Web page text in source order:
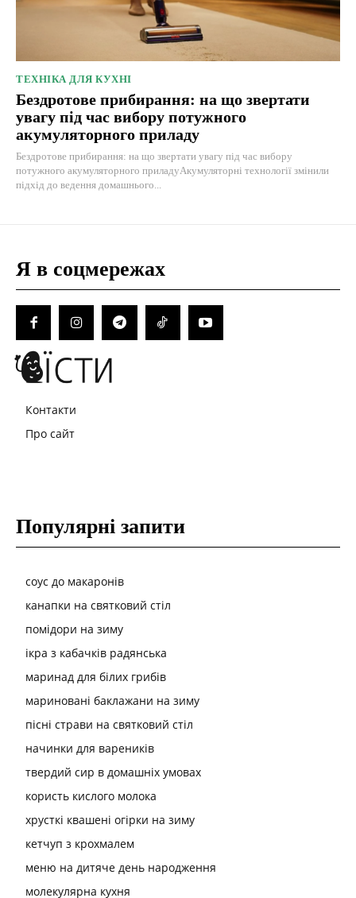
ТЕХНІКА ДЛЯ КУХНІ
Бездротове прибирання: на що звертати
увагу під час вибору потужного
акумуляторного приладу
Бездротове прибирання: на що звертати увагу під час вибору
потужного акумуляторного приладуАкумуляторні технології змінили
підхід до ведення домашнього...
Я в соцмережах
Контакти
Про сайт
Популярні запити
соус до макаронів
канапки на святковий стіл
помідори на зиму
ікра з кабачків радянська
маринад для білих грибів
мариновані баклажани на зиму
пісні страви на святковий стіл
начинки для вареників
твердий сир в домашніх умовах
користь кислого молока
хрусткі квашені огірки на зиму
кетчуп з крохмалем
меню на дитяче день народження
молекулярна кухня